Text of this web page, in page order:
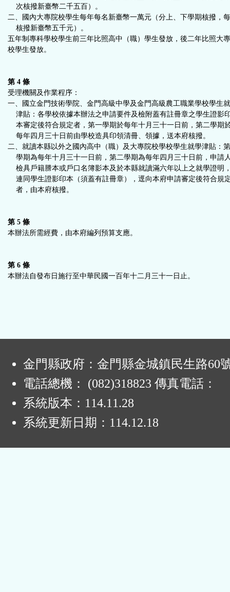
次核撥新臺幣二千五百）。
二、國內大專院校學生每年每名新臺幣一萬元（分上、下學期核撥，
核撥新臺幣五千元）。
五年制專科學校學生前三年比照高中（職）學生發放，後二年比照大
校學生發放。
第 4 條
受理機關及作業程序：
一、國立金門技術學院、金門高級中學及金門高級農工職業學校學生
津貼：各學校依據本辦法之申請要件及檢附蓋有註冊章之學生證影
本審定後符合規定者，第一學期於每年十月三十一日前，第二學期
每年四月三十日前由學校造具印領清冊、領據，送本府核撥。
二、就讀本縣以外之國內高中（職）及大專院校學校學生就學津貼：
學期為每年十月三十一日前，第二學期為每年四月三十日前，申請
檢具戶籍謄本或戶口名簿影本及於本縣就讀滿六年以上之就學證明
連同學生證影印本（須蓋有註冊章），逕向本府申請審定後符合規
者，由本府核撥。
第 5 條
本辦法所需經費，由本府編列預算支應。
第 6 條
本辦法自發布日施行至中華民國一百年十二月三十一日止。
金門縣政府：金門縣金城鎮民生路60
電話總機： (082)318823 傳真電話：
系統版本： 114.11.28
系統更新日期： 114.12.18